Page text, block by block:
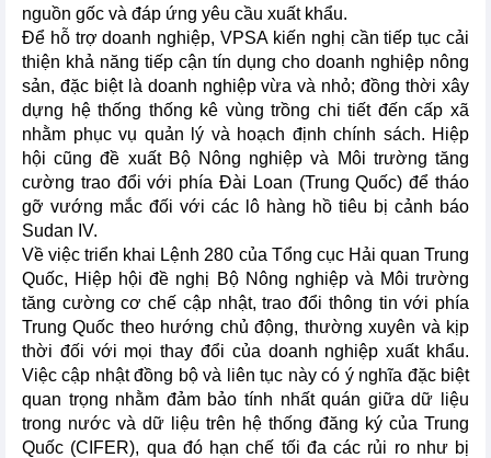
nguồn gốc và đáp ứng yêu cầu xuất khẩu.
Để hỗ trợ doanh nghiệp, VPSA kiến nghị cần tiếp tục cải
thiện khả năng tiếp cận tín dụng cho doanh nghiệp nông
sản, đặc biệt là doanh nghiệp vừa và nhỏ; đồng thời xây
dựng hệ thống thống kê vùng trồng chi tiết đến cấp xã
nhằm phục vụ quản lý và hoạch định chính sách. Hiệp
hội cũng đề xuất Bộ Nông nghiệp và Môi trường tăng
cường trao đổi với phía Đài Loan (Trung Quốc) để tháo
gỡ vướng mắc đối với các lô hàng hồ tiêu bị cảnh báo
Sudan IV.
Về việc triển khai Lệnh 280 của Tổng cục Hải quan Trung
Quốc, Hiệp hội đề nghị Bộ Nông nghiệp và Môi trường
tăng cường cơ chế cập nhật, trao đổi thông tin với phía
Trung Quốc theo hướng chủ động, thường xuyên và kịp
thời đối với mọi thay đổi của doanh nghiệp xuất khẩu.
Việc cập nhật đồng bộ và liên tục này có ý nghĩa đặc biệt
quan trọng nhằm đảm bảo tính nhất quán giữa dữ liệu
trong nước và dữ liệu trên hệ thống đăng ký của Trung
Quốc (CIFER), qua đó hạn chế tối đa các rủi ro như bị